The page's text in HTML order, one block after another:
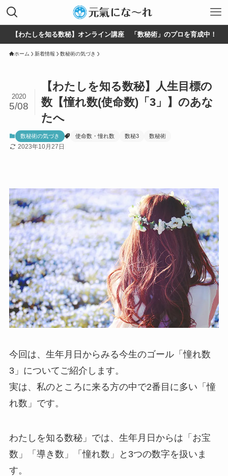
【わたしを知る数秘】オンライン講座 「数秘術」のプロを育成中！
ホーム 新着情報 数秘術の気づき
【わたしを知る数秘】人生目標の
数【憧れ数(使命数)「3」】のあな
たへ
2020
5/08
数秘術の気づき 使命数・憧れ数 数秘3 数秘術
2023年10月27日
今回は、生年月日からみる今生のゴール「憧れ数
3」についてご紹介します。
実は、私のところに来る方の中で2番目に多い「憧
れ数」です。
わたしを知る数秘」では、生年月日からは「お宝
数」「導き数」「憧れ数」と3つの数字を扱いま
す。